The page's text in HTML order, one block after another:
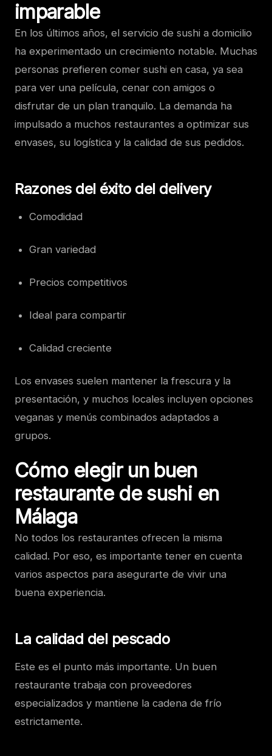
imparable
En los últimos años, el servicio de sushi a domicilio
ha experimentado un crecimiento notable. Muchas
personas prefieren comer sushi en casa, ya sea
para ver una película, cenar con amigos o
disfrutar de un plan tranquilo. La demanda ha
impulsado a muchos restaurantes a optimizar sus
envases, su logística y la calidad de sus pedidos.
Razones del éxito del delivery
Comodidad
Gran variedad
Precios competitivos
Ideal para compartir
Calidad creciente
Los envases suelen mantener la frescura y la
presentación, y muchos locales incluyen opciones
veganas y menús combinados adaptados a
grupos.
Cómo elegir un buen
restaurante de sushi en
Málaga
No todos los restaurantes ofrecen la misma
calidad. Por eso, es importante tener en cuenta
varios aspectos para asegurarte de vivir una
buena experiencia.
La calidad del pescado
Este es el punto más importante. Un buen
restaurante trabaja con proveedores
especializados y mantiene la cadena de frío
estrictamente.